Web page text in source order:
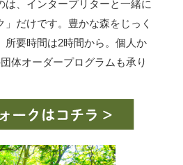
は、インタープリターと一緒に
だけです。豊かな森をじっく
所要時間は2時間から。個人か
体オーダープログラムも承り